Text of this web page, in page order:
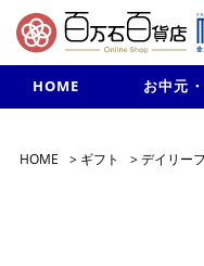
HOME お中元
新規入会で3千円
HOME > ギフト >デイリー